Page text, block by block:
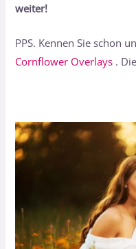
weiter!
PPS. Kennen Sie schon
Cornflower Overlays .